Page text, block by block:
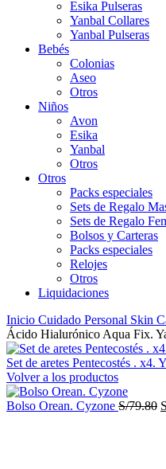
Esika Pulseras
Yanbal Collares
Yanbal Pulseras
Bebés
Colonias
Aseo
Otros
Niños
Avon
Esika
Yanbal
Otros
Otros
Packs especiales
Sets de Regalo
Sets de Regalo
Bolsos y Carteras
Packs especiales
Relojes
Otros
Liquidaciones
Inicio Cuidado Personal Skin
Ácido Hialurónico Aqua Fix.
Set de aretes Pentecostés . x4.
Volver a los productos
Bolso Orean. Cyzone S/79.80